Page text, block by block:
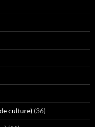
culture) (36)